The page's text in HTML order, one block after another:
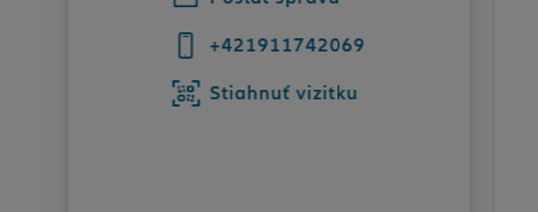
+421911742069
Stiahnuť vizitku